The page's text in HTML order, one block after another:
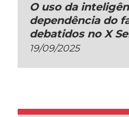
O uso da
dependência do
debatidos no X
19/09/2025